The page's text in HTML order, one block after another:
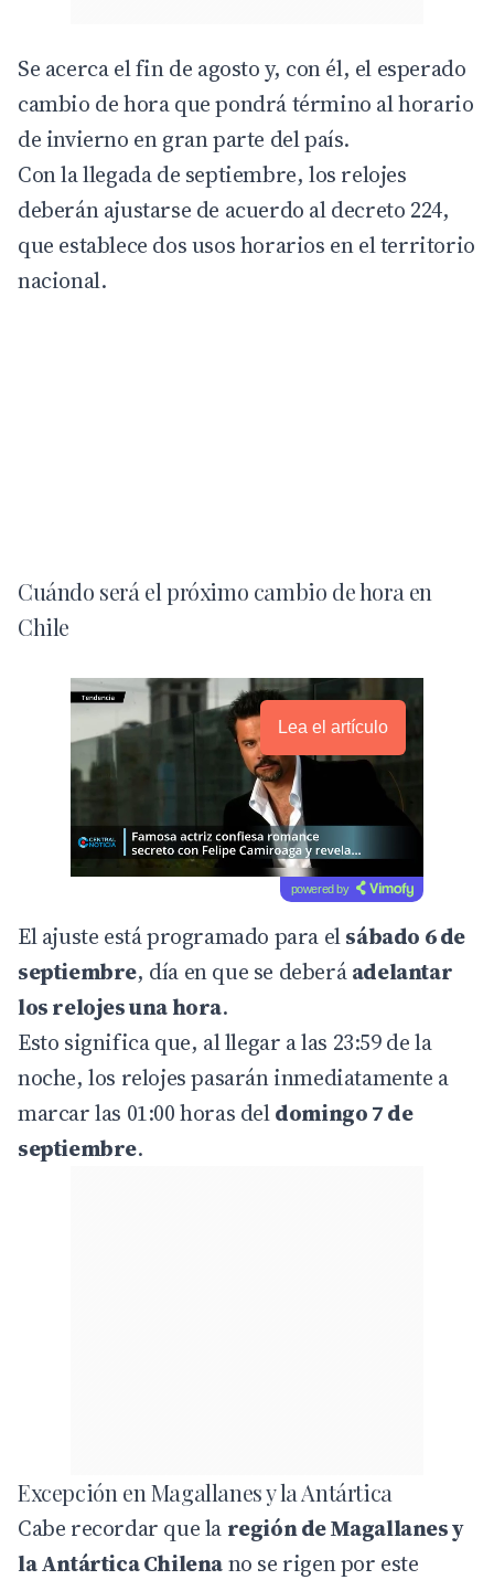
Se acerca el fin de agosto y, con él, el esperado
cambio de hora que pondrá término al horario
de invierno en gran parte del país.
Con la llegada de septiembre, los relojes
deberán ajustarse de acuerdo al decreto 224,
que establece dos usos horarios en el territorio
nacional.
Cuándo será el próximo cambio de hora en
Chile
Lea el artículo
powered by
El ajuste está programado para elsábado 6 de
septiembre, día en que se deberáadelantar
los relojes una hora.
Esto significa que, al llegar a las 23:59 de la
noche, los relojes pasarán inmediatamente a
marcar las 01:00 horas deldomingo 7 de
septiembre.
Excepción en Magallanes y la Antártica
Cabe recordar que la región de Magallanes y
la Antártica Chilenano se rigen por este